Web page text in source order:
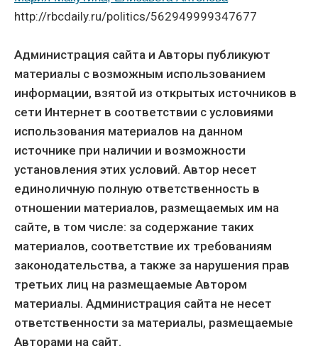
http://rbcdaily.ru/politics/562949999347677
Администрация сайта и Авторы публикуют
материалы с возможным использованием
информации, взятой из открытых источников в
сети Интернет в соответствии с условиями
использования материалов на данном
источнике при наличии и возможности
установления этих условий. Автор несет
единоличную полную ответственность в
отношении материалов, размещаемых им на
сайте, в том числе: за содержание таких
материалов, соответствие их требованиям
законодательства, а также за нарушения прав
третьих лиц на размещаемые Автором
материалы. Администрация сайта не несет
ответственности за материалы, размещаемые
Авторами на сайт.